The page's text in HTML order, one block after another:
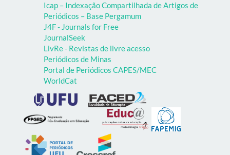
Icap – Indexação Compartilhada de Artigos de
Periódicos – Base Pergamum
J4F - Journals for Free
JournalSeek
LivRe - Revistas de livre acesso
Periódicos de Minas
Portal de Periódicos CAPES/MEC
WorldCat